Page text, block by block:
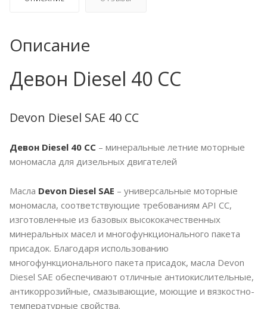
Описание
Девон Diesel 40 CC
Devon Diesel SAE 40 CC
Девон Diesel 40 CC – минеральные летние моторные
мономасла для дизельных двигателей
Масла Devon Diesel SAE – универсальные моторные
мономасла, соответствующие требованиям API CC,
изготовленные из базовых высококачественных
минеральных масел и многофункционального пакета
присадок. Благодаря использованию
многофункционального пакета присадок, масла Devon
Diesel SAE обеспечивают отличные антиокислительные,
антикоррозийные, смазывающие, моющие и вязкостно-
температурные свойства.